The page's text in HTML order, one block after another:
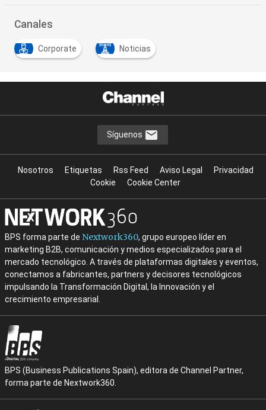
Canales
Corporate Noticias
Síguenos
Nosotros Etiquetas Rss Feed Aviso Legal
Privacidad
Cookie
Cookie Center
BPS forma parte de Nextwork360, grupo europeo líder en
marketing B2B, comunicación y medios especializados para el
mercado tecnológico. A través de plataformas digitales y eventos,
conectamos a fabricantes, partners y decisores tecnológicos
impulsando la Transformación Digital, la Innovación y el
crecimiento empresarial.
BPS (Business Publications Spain), editora de Channel Partner,
forma parte de Nextwork360.